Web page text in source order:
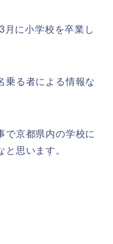
月に小学校を卒業し
乗る者による情報な
で京都県内の学校に
思います。